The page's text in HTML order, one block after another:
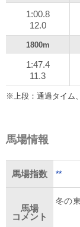
1:00.8
12.0
1800m
1:47.4
11.3
※上段：通過タイム
馬場情報
馬場指数 **
馬場
コメント
冬の